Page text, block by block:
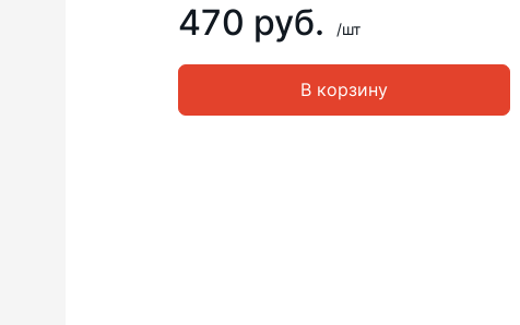
470 руб. /шт
В корзину